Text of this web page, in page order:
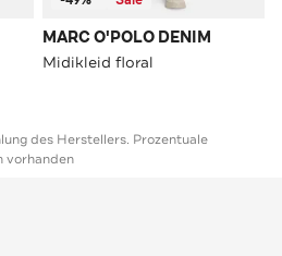
MARC O'POLO DENIM
Midikleid floral
des Herstellers. Prozentuale
vorhanden